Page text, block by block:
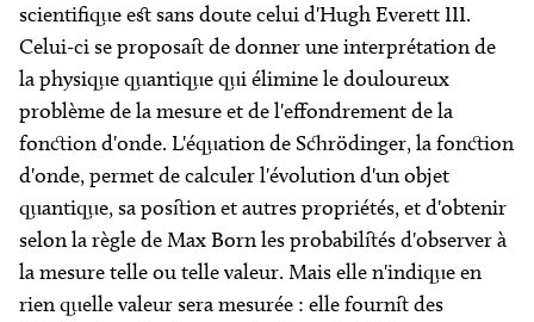
scientifique est sans doute celui d'Hugh Everett III.
Celui-ci se proposait de donner une interprétation de
la physique quantique qui élimine le douloureux
problème de la mesure et de l'effondrement de la
fonction d'onde. L'équation de Schrödinger, la fonction
d'onde, permet de calculer l'évolution d'un objet
quantique, sa position et autres propriétés, et d'obtenir
selon la règle de Max Born les probabilités d'observer à
la mesure telle ou telle valeur. Mais elle n'indique en
rien quelle valeur sera mesurée : elle fournit des